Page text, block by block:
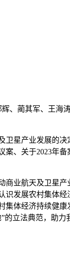
、蔺其军、王海
星产业发展的决
、关于2023年
业航天及卫星
识发展农村集体
体经济持续健
立法典范，助力